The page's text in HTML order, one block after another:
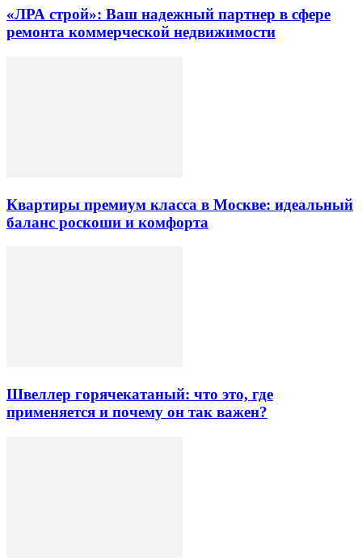
«ЛРА строй»: Ваш надежный партнер в сфере
ремонта коммерческой недвижимости
Квартиры премиум класса в Москве: идеальный
баланс роскоши и комфорта
Швеллер горячекатаный: что это, где
применяется и почему он так важен?